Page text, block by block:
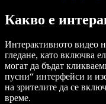
Какво е
Интерактивното видео
гледане, като включва
могат да бъдат
пусни“ интерфейси и
на зрителите да се
време.